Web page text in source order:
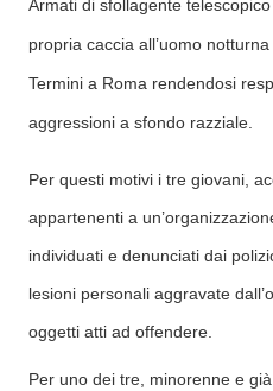
Armati di sfollagente
propria caccia all’uomo
Termini a Roma rendendosi
aggressioni a sfondo razziale.
Per questi motivi i tre giovani,
appartenenti a
individuati e denunciati dai
lesioni personali aggravate
oggetti atti ad offendere.
Per uno dei tre, minorenne e